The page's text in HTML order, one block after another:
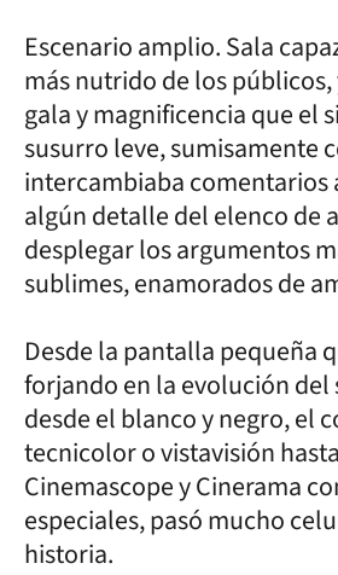
Escenario amplio. Sala
más nutrido de los públicos,
gala y magnificencia que el
susurro leve, sumisamente
intercambiaba comentarios
algún detalle del elenco de
desplegar los argumentos
sublimes, enamorados de
Desde la pantalla pequeña
forjando en la evolución
desde el blanco y negro, el
tecnicolor o vistavisión
Cinemascope y Cinerama
especiales, pasó mucho
historia.